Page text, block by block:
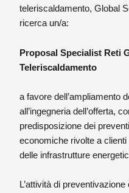
teleriscaldamento, Global
ricerca un/a:
Proposal Specialist Reti
Teleriscaldamento
a favore dell’ampliamento
all’ingegneria dell’offerta,
predisposizione dei
economiche rivolte a
delle infrastrutture
L’attività di